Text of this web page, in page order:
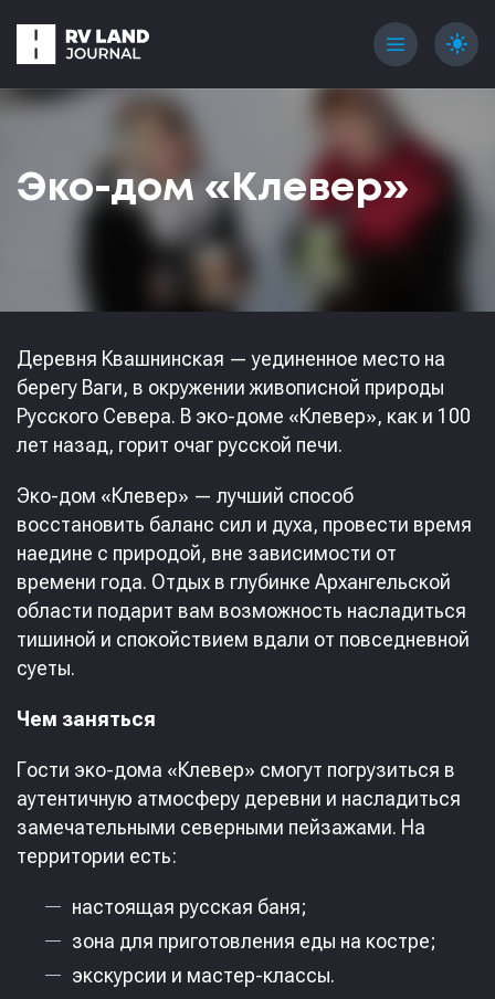
menu light_mode
Эко-дом «Клевер»
Деревня Квашнинская — уединенное место на
берегу Ваги, в окружении живописной природы
Русского Севера. В эко-доме «Клевер», как и 100
лет назад, горит очаг русской печи.
Эко-дом «Клевер» — лучший способ
восстановить баланс сил и духа, провести время
наедине с природой, вне зависимости от
времени года. Отдых в глубинке Архангельской
области подарит вам возможность насладиться
тишиной и спокойствием вдали от повседневной
суеты.
Чем заняться
Гости эко-дома «Клевер» смогут погрузиться в
аутентичную атмосферу деревни и насладиться
замечательными северными пейзажами. На
территории есть:
настоящая русская баня;
зона для приготовления еды на костре;
экскурсии и мастер-классы.